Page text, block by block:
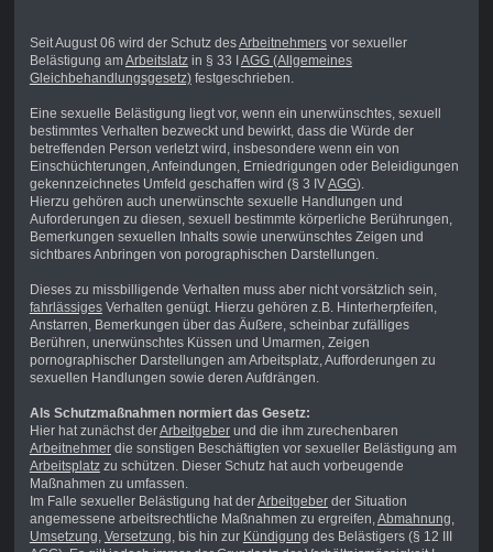
Seit August 06 wird der Schutz desArbeitnehmersvor sexueller
Belästigung amArbeitslatzin § 33 I AGG (Allgemeines
Gleichbehandlungsgesetz)festgeschrieben.
Eine sexuelle Belästigung liegt vor, wenn ein unerwünschtes, sexuell
bestimmtes Verhalten bezweckt und bewirkt, dass die Würde der
betreffenden Person verletzt wird, insbesondere wenn ein von
Einschüchterungen, Anfeindungen, Erniedrigungen oder Beleidigungen
gekennzeichnetes Umfeld geschaffen wird (§ 3 IVAGG).
Hierzu gehören auch unerwünschte sexuelle Handlungen und
Auforderungen zu diesen, sexuell bestimmte körperliche Berührungen,
Bemerkungen sexuellen Inhalts sowie unerwünschtes Zeigen und
sichtbares Anbringen von porographischen Darstellungen.
Dieses zu missbilligende Verhalten muss aber nicht vorsätzlich sein,
fahrlässigesVerhalten genügt. Hierzu gehören z.B. Hinterherpfeifen,
Anstarren, Bemerkungen über das Äußere, scheinbar zufälliges
Berühren, unerwünschtes Küssen und Umarmen, Zeigen
pornographischer Darstellungen am Arbeitsplatz, Aufforderungen zu
sexuellen Handlungen sowie deren Aufdrängen.
Als Schutzmaßnahmen normiert das Gesetz:
Hier hat zunächst derArbeitgeberund die ihm zurechenbaren
Arbeitnehmerdie sonstigen Beschäftigten vor sexueller Belästigung am
Arbeitsplatzzu schützen. Dieser Schutz hat auch vorbeugende
Maßnahmen zu umfassen.
Im Falle sexueller Belästigung hat derArbeitgeberder Situation
angemessene arbeitsrechtliche Maßnahmen zu ergreifen,Abmahnung,
Umsetzung, Versetzung, bis hin zur Kündigung des Belästigers (§ 12 III